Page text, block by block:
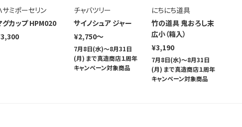
サミポーセリン
グカップ HPM020
チャバツリー
サイノシュア ジャー
¥2,750～
7月8日(水)～8月31日
(月) まで真造商店１周年
キャンペーン対象商品
にちにち道具
竹の道具 鬼おろし末
広小（箱入）
¥3,190
7月8日(水)～8月31日
(月) まで真造商店１周年
キャンペーン対象商品